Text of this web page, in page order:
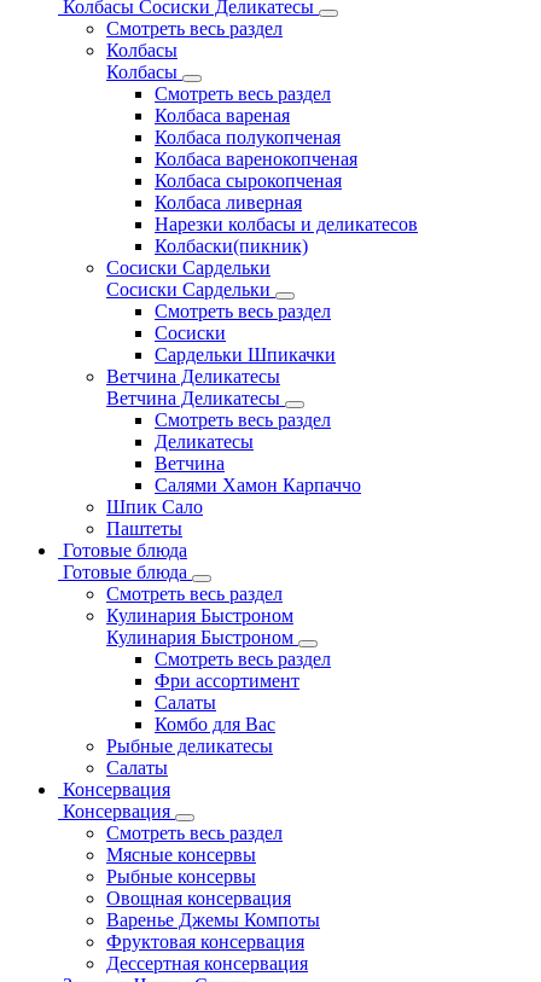
Колбасы Сосиски Деликатесы
Смотреть весь раздел
Колбасы
Колбасы
Смотреть весь раздел
Колбаса вареная
Колбаса полукопченая
Колбаса варенокопченая
Колбаса сырокопченая
Колбаса ливерная
Нарезки колбасы и деликатесов
Колбаски(пикник)
Сосиски Сардельки
Сосиски Сардельки
Смотреть весь раздел
Сосиски
Сардельки Шпикачки
Ветчина Деликатесы
Ветчина Деликатесы
Смотреть весь раздел
Деликатесы
Ветчина
Салями Хамон Карпаччо
Шпик Сало
Паштеты
Готовые блюда
Готовые блюда
Смотреть весь раздел
Кулинария Быстроном
Кулинария Быстроном
Смотреть весь раздел
Фри ассортимент
Салаты
Комбо для Вас
Рыбные деликатесы
Салаты
Консервация
Консервация
Смотреть весь раздел
Мясные консервы
Рыбные консервы
Овощная консервация
Варенье Джемы Компоты
Фруктовая консервация
Дессертная консервация